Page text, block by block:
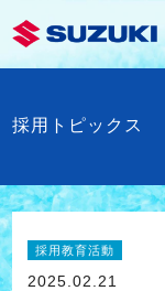
採用トピックス
採用教育活動
2025.02.21